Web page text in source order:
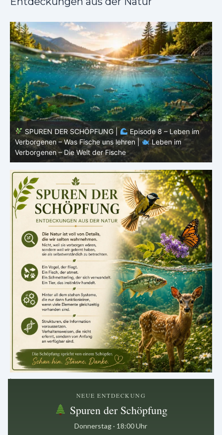
SPUREN DER SCHÖPFUNG |
Episode 7: Leben im
Verborgenen – Warum Fische Fische bleiben |
Leben im
Verborgenen – Die Welt der Fische
.
NEUE ENTDECKUNG
Spuren der Schöpfung
Donnerstag · 18:00 Uhr